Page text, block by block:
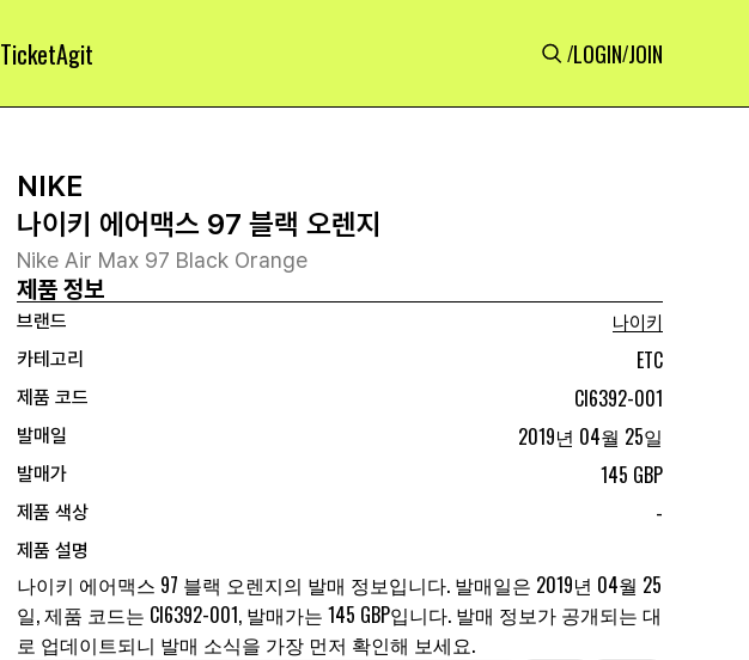
TicketAgit /LOGIN/JOIN
NIKE
나이키 에어맥스 97 블랙 오렌지
Nike Air Max 97 Black Orange
제품 정보
브랜드
나이키
카테고리
ETC
제품 코드 CI6392-001
발매일 2019년 04월 25일
발매가 145 GBP
제품 색상 -
제품 설명
나이키 에어맥스 97 블랙 오렌지의 발매 정보입니다. 발매일은 2019년 04월 25
일, 제품 코드는 CI6392-001, 발매가는 145 GBP입니다. 발매 정보가 공개되는 대
로 업데이트되니 발매 소식을 가장 먼저 확인해 보세요.